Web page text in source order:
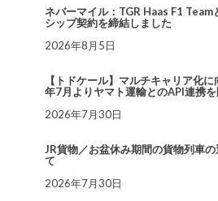
ネバーマイル：TGR Haas F1 Team
シップ契約を締結しました
2026年8月5日
【トドケール】マルチキャリア化
年7月よりヤマト運輸とのAPI連携
2026年7月30日
JR貨物／お盆休み期間の貨物列車
て
2026年7月30日